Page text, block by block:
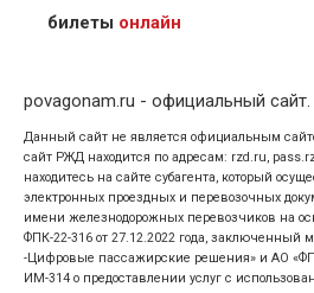
кого оформлен билет.
билеты онлайн
povagonam.ru - официальный
Данный сайт не является официальным
сайт РЖД находится по адресам: rzd.ru,
находитесь на сайте субагента, который
электронных проездных и перевозочных
имени железнодорожных перевозчиков на
ФПК-22-316 от 27.12.2022 года,
-Цифровые пассажирские решения» и АО
ИМ-314 о предоставлении услуг с